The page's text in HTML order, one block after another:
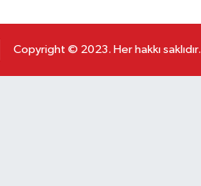
Copyright © 2023. Her hakkı saklıdır.